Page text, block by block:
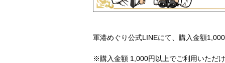
軍港めぐり公式LINEにて、購入金額
※購入金額 1,000円以上でご利用いただ